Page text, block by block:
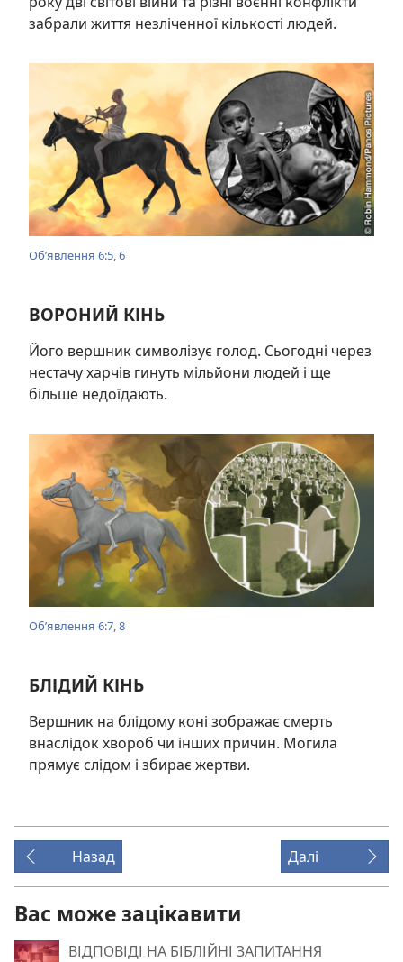
забрали життя незліченної кількості людей.
Об’явлення 6:5, 6
ВОРОНИЙ КІНЬ
Його вершник символізує голод. Сьогодні через
нестачу харчів гинуть мільйони людей і ще
більше недоїдають.
Об’явлення 6:7, 8
БЛІДИЙ КІНЬ
Вершник на блідому коні зображає смерть
внаслідок хвороб чи інших причин. Могила
прямує слідом і збирає жертви.
Назад Далі
Вас може зацікавити
ВІДПОВІДІ НА БІБЛІЙНІ ЗАПИТАННЯ